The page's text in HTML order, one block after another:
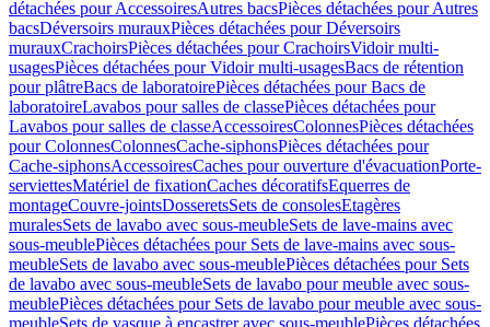
détachées pour AccessoiresAutres bacsPièces détachées pour Autres
bacsDéversoirs murauxPièces détachées pour Déversoirs
murauxCrachoirsPièces détachées pour CrachoirsVidoir multi-
usagesPièces détachées pour Vidoir multi-usagesBacs de rétention
pour plâtreBacs de laboratoirePièces détachées pour Bacs de
laboratoireLavabos pour salles de classePièces détachées pour
Lavabos pour salles de classeAccessoiresColonnesPièces détachées
pour ColonnesColonnesCache-siphonsPièces détachées pour
Cache-siphonsAccessoiresCaches pour ouverture d'évacuationPorte-
serviettesMatériel de fixationCaches décoratifsEquerres de
montageCouvre-jointsDosseretsSets de consolesEtagères
muralesSets de lavabo avec sous-meubleSets de lave-mains avec
sous-meublePièces détachées pour Sets de lave-mains avec sous-
meubleSets de lavabo avec sous-meublePièces détachées pour Sets
de lavabo avec sous-meubleSets de lavabo pour meuble avec sous-
meublePièces détachées pour Sets de lavabo pour meuble avec sous-
meubleSets de vasque à encastrer avec sous-meublePièces détachées